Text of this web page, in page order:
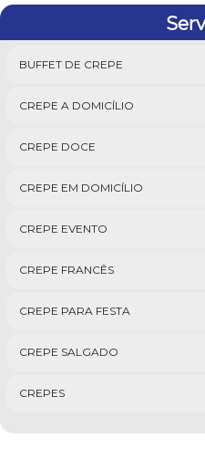
BUFFET DE CREPE
CREPE A DOMICÍLIO
CREPE DOCE
CREPE EM DOMICÍLIO
CREPE EVENTO
CREPE FRANCÊS
CREPE PARA FESTA
CREPE SALGADO
CREPES